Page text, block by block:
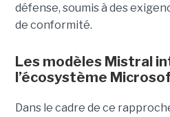
défense, soumis à des
de conformité.
Les modèles Mistral
l’écosystème
Dans le cadre de ce